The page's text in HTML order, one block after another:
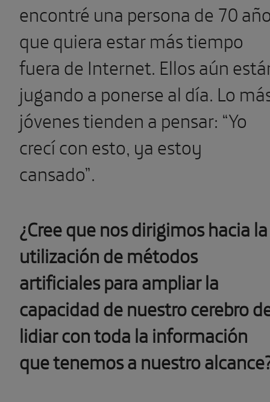
encontré una persona de 70
que quiera estar más tiempo
fuera de Internet. Ellos aún
jugando a ponerse al día. Lo
jóvenes tienden a pensar: “Yo
crecí con esto, ya estoy
cansado”.
¿Cree que nos dirigimos hacia la
utilización de métodos
artificiales para ampliar la
capacidad de nuestro cerebro
lidiar con toda la información
que tenemos a nuestro